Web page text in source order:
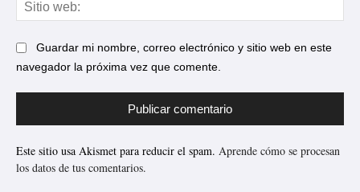
Guardar mi nombre, correo electrónico y sitio web en este
navegador la próxima vez que comente.
Este sitio usa Akismet para reducir el spam. Aprende cómo se procesan
los datos de tus comentarios.